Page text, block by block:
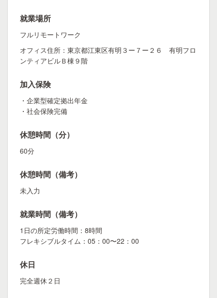
就業場所
フルリモートワーク
オフィス住所：東京都江東区有明３ー７ー２６ 有明フロ
ンティアビルＢ棟９階
加入保険
・企業型確定拠出年金
・社会保険完備
休憩時間（分）
60分
休憩時間（備考）
未入力
就業時間（備考）
1日の所定労働時間：8時間
フレキシブルタイム：05：00〜22：00
休日
完全週休２日